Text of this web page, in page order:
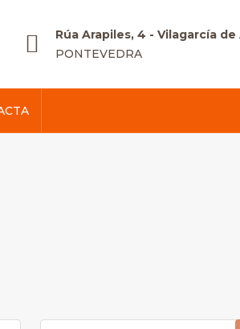
Rúa Arapiles, 4 - Vilagarcía de
PONTEVEDRA